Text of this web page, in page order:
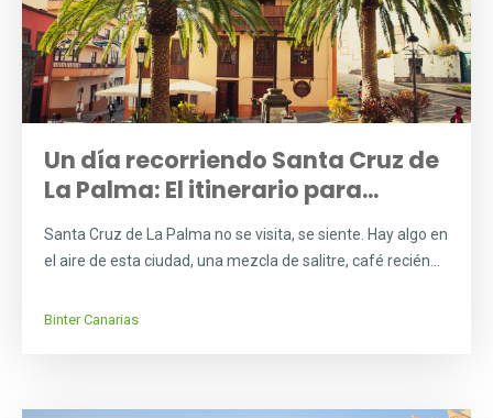
Un día recorriendo Santa Cruz de
La Palma: El itinerario para...
Santa Cruz de La Palma no se visita, se siente. Hay algo en
el aire de esta ciudad, una mezcla de salitre, café recién...
Binter Canarias